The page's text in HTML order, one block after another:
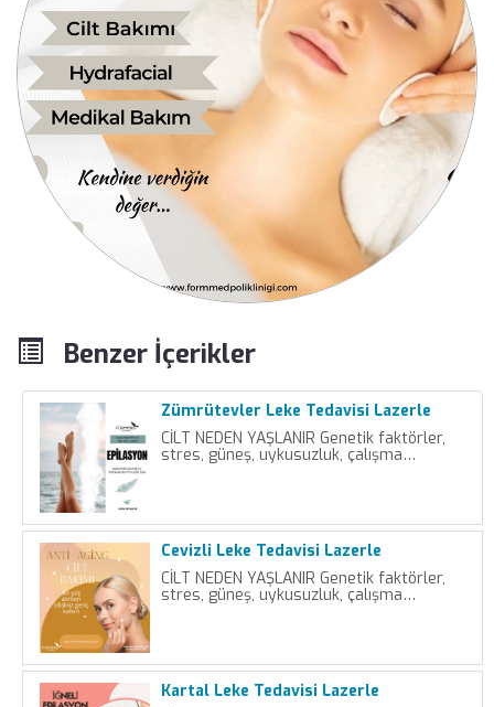
Benzer İçerikler
Zümrütevler Leke Tedavisi Lazerle
CİLT NEDEN YAŞLANIR Genetik faktörler,
stres, güneş, uykusuzluk, çalışma…
Cevizli Leke Tedavisi Lazerle
CİLT NEDEN YAŞLANIR Genetik faktörler,
stres, güneş, uykusuzluk, çalışma…
Kartal Leke Tedavisi Lazerle